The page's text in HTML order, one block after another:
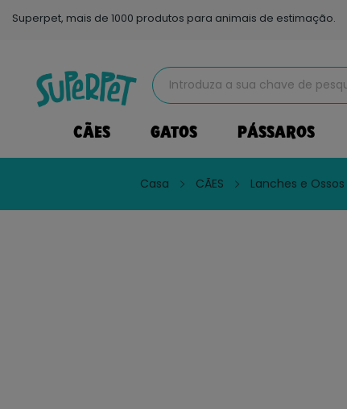
Superpet, mais de 1000 produtos para animais de estimação.
CÃES GATOS PÁSSAROS
Casa CÃES Lanches e Ossos